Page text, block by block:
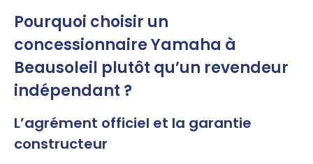
Pourquoi choisir un
concessionnaire Yamaha à
Beausoleil plutôt qu’un revendeur
indépendant ?
L’agrément officiel et la garantie
constructeur